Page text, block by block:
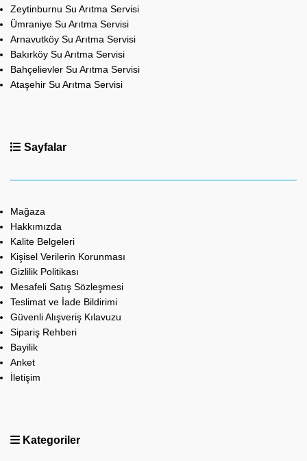
Zeytinburnu Su Arıtma Servisi
Ümraniye Su Arıtma Servisi
Arnavutköy Su Arıtma Servisi
Bakırköy Su Arıtma Servisi
Bahçelievler Su Arıtma Servisi
Ataşehir Su Arıtma Servisi
Sayfalar
Mağaza
Hakkımızda
Kalite Belgeleri
Kişisel Verilerin Korunması
Gizlilik Politikası
Mesafeli Satış Sözleşmesi
Teslimat ve İade Bildirimi
Güvenli Alışveriş Kılavuzu
Sipariş Rehberi
Bayilik
Anket
İletişim
Kategoriler